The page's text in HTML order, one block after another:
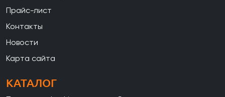
Прайс-лист
Контакты
Новости
Карта сайта
КАТАЛОГ